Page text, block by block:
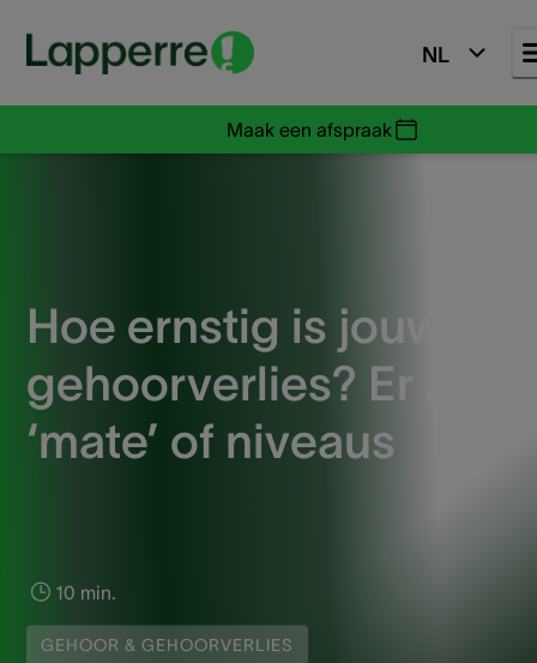
NL
Maak een afspraak
Hoe ernstig is jouw
gehoorverlies? Er zijn 4
‘mate’ of niveaus
10 min.
GEHOOR & GEHOORVERLIES